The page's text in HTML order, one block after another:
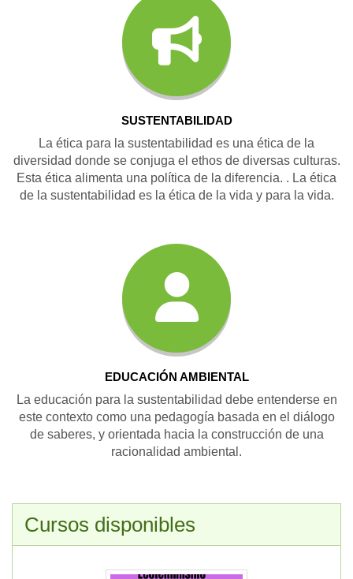
SUSTENTABILIDAD
La ética para la sustentabilidad es una ética de la
diversidad donde se conjuga el ethos de diversas culturas.
Esta ética alimenta una política de la diferencia. . La ética
de la sustentabilidad es la ética de la vida y para la vida.
EDUCACIÓN AMBIENTAL
La educación para la sustentabilidad debe entenderse en
este contexto como una pedagogía basada en el diálogo
de saberes, y orientada hacia la construcción de una
racionalidad ambiental.
Cursos disponibles